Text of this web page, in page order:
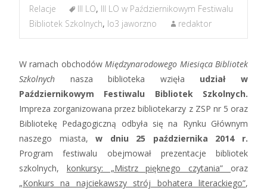
Relacje
III LO, III LO w Październikowym Festiwalu
Bibliotek Szkolnych, lo3 jaworzno redaktor
W ramach obchodówMiędzynarodowego Miesiąca Bibliotek
Szkolnych nasza biblioteka wzięła udział w
Październikowym Festiwalu Bibliotek Szkolnych.
Impreza zorganizowana przez bibliotekarzy z ZSP nr 5 oraz
Bibliotekę Pedagogiczną odbyła się na Rynku Głównym
naszego miasta,w dniu 25 października 2014 r.
Program festiwalu obejmował prezentacje bibliotek
szkolnych, konkursy: „Mistrz pięknego czytania” oraz
„Konkurs na najciekawszy strój bohatera literackiego”,